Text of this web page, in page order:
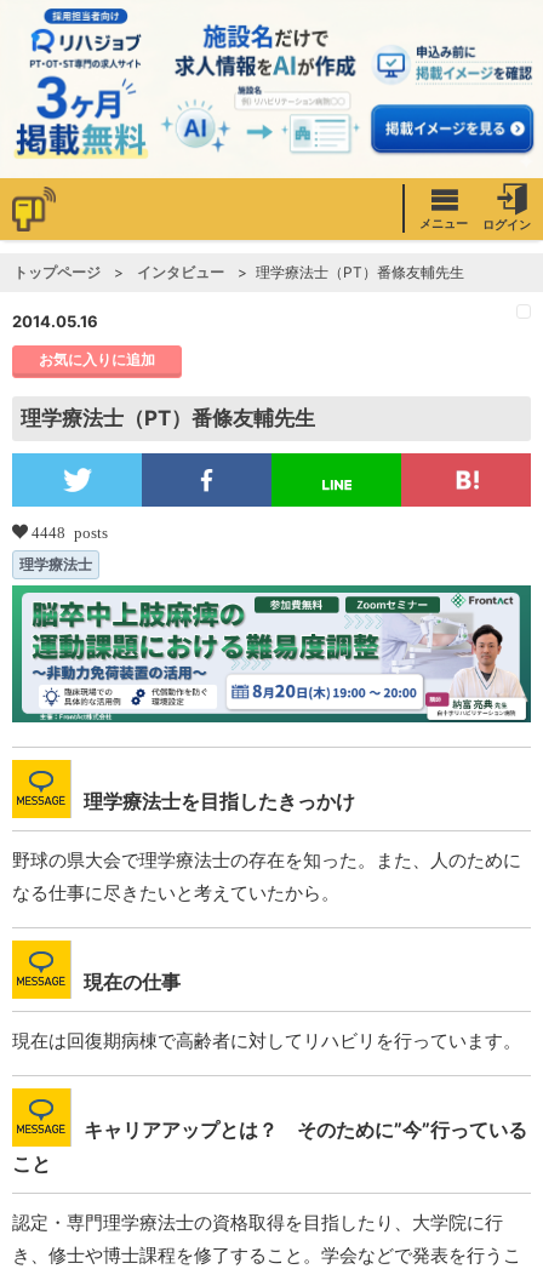
メニュー ログイン
トップページ インタビュー 理学療法士（PT）番條友輔先生
2014.05.16
お気に入りに追加
理学療法士（PT）番條友輔先生
4448 posts
理学療法士
理学療法士を目指したきっかけ
野球の県大会で理学療法士の存在を知った。また、人のために
なる仕事に尽きたいと考えていたから。
現在の仕事
現在は回復期病棟で高齢者に対してリハビリを行っています。
キャリアアップとは？ そのために”今”行っている
こと
認定・専門理学療法士の資格取得を目指したり、大学院に行
き、修士や博士課程を修了すること。学会などで発表を行うこ